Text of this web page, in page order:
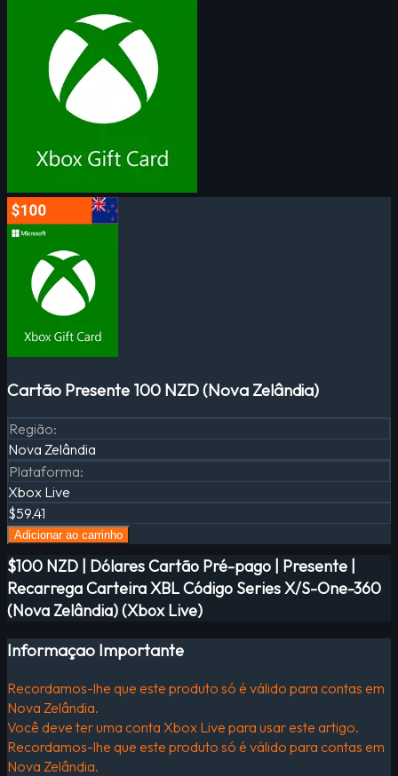
Cartão Presente 100 NZD (Nova Zelândia)
Região:
Nova Zelândia
Plataforma:
Xbox Live
$59.41
Adicionar ao carrinho
$100 NZD | Dólares Cartão Pré-pago | Presente |
Recarrega Carteira XBL Código Series X/S-One-360
(Nova Zelândia) (Xbox Live)
Informaçao Importante
Recordamos-lhe que este produto só é válido para contas em
Nova Zelândia.
Você deve ter uma conta Xbox Live para usar este artigo.
Recordamos-lhe que este produto só é válido para contas em
Nova Zelândia.